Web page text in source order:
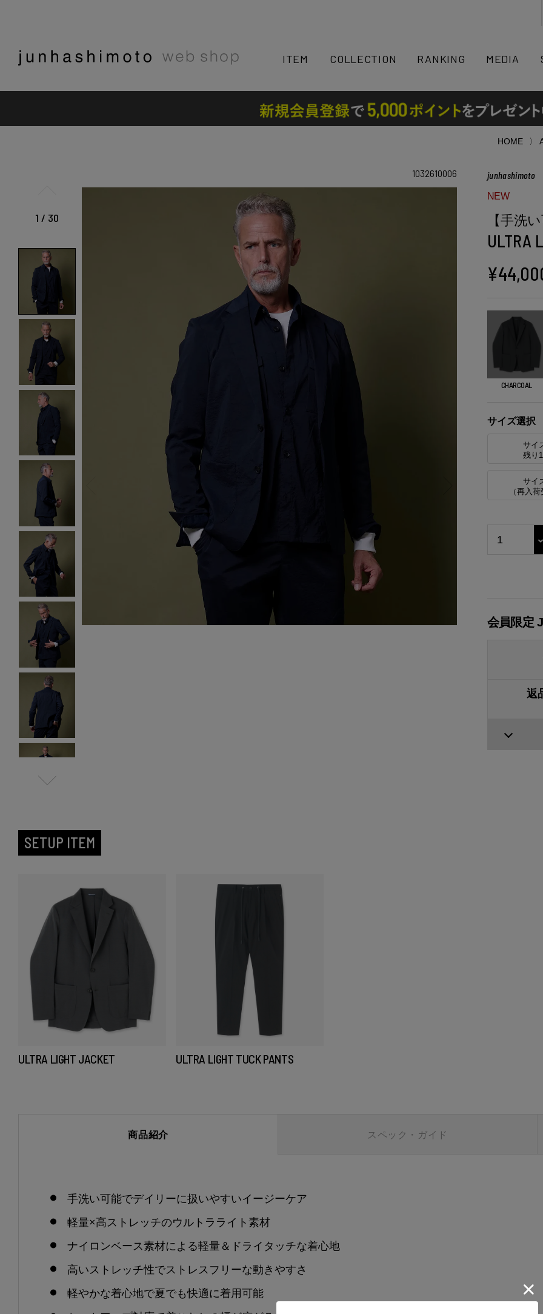
ITEM COLLECTION RANKING MEDIA
検索
HOME
1032610006
1 / 30
junhashimoto
NEW
【手洗
ULTRA
¥
CHARCOAL
サイズ選択
サイ
残り
サイ
（再入荷
会員限定
返
SETUP ITEM
ULTRA LIGHT JACKET ULTRA LIGHT TUCK PANTS
商品紹介 スペック・ガイド
手洗い可能でデイリーに扱いやすいイージーケア
軽量×高ストレッチのウルトラライト素材
ナイロンベース素材による軽量＆ドライタッチな着心地
高いストレッチ性でストレスフリーな動きやすさ
軽やかな着心地で夏でも快適に着用可能